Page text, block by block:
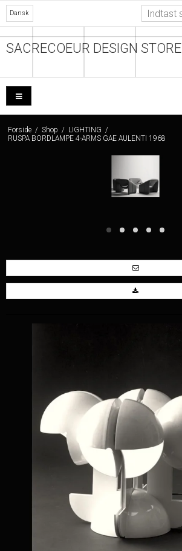
Dansk
SACRECOEUR DESIGN STORE
Forside / Shop / LIGHTING /
RUSPA BORDLAMPE 4-ARMS GAE AULENTI 1968